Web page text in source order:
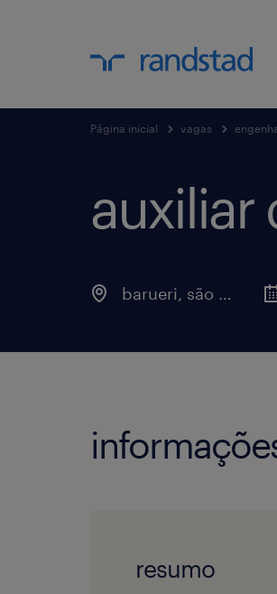
Página inicial vagas
auxiliar
barueri, são paulo
resumo